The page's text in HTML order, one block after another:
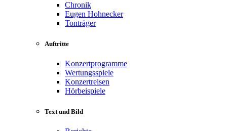
Chronik
Eugen Hohnecker
Tonträger
Auftritte
Konzertprogramme
Wertungsspiele
Konzertreisen
Hörbeispiele
Text und Bild